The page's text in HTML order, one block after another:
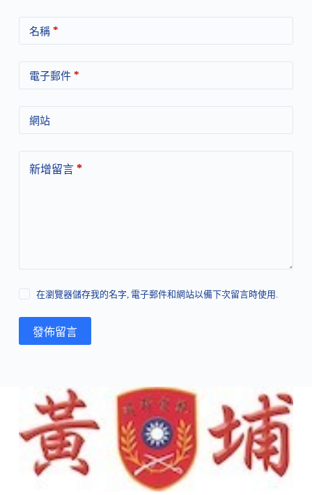
名稱 *
電子郵件*
網站
新增留言*
在瀏覽器儲存我的名字, 電子郵件和網站以備下次留言時使用.
發佈留言